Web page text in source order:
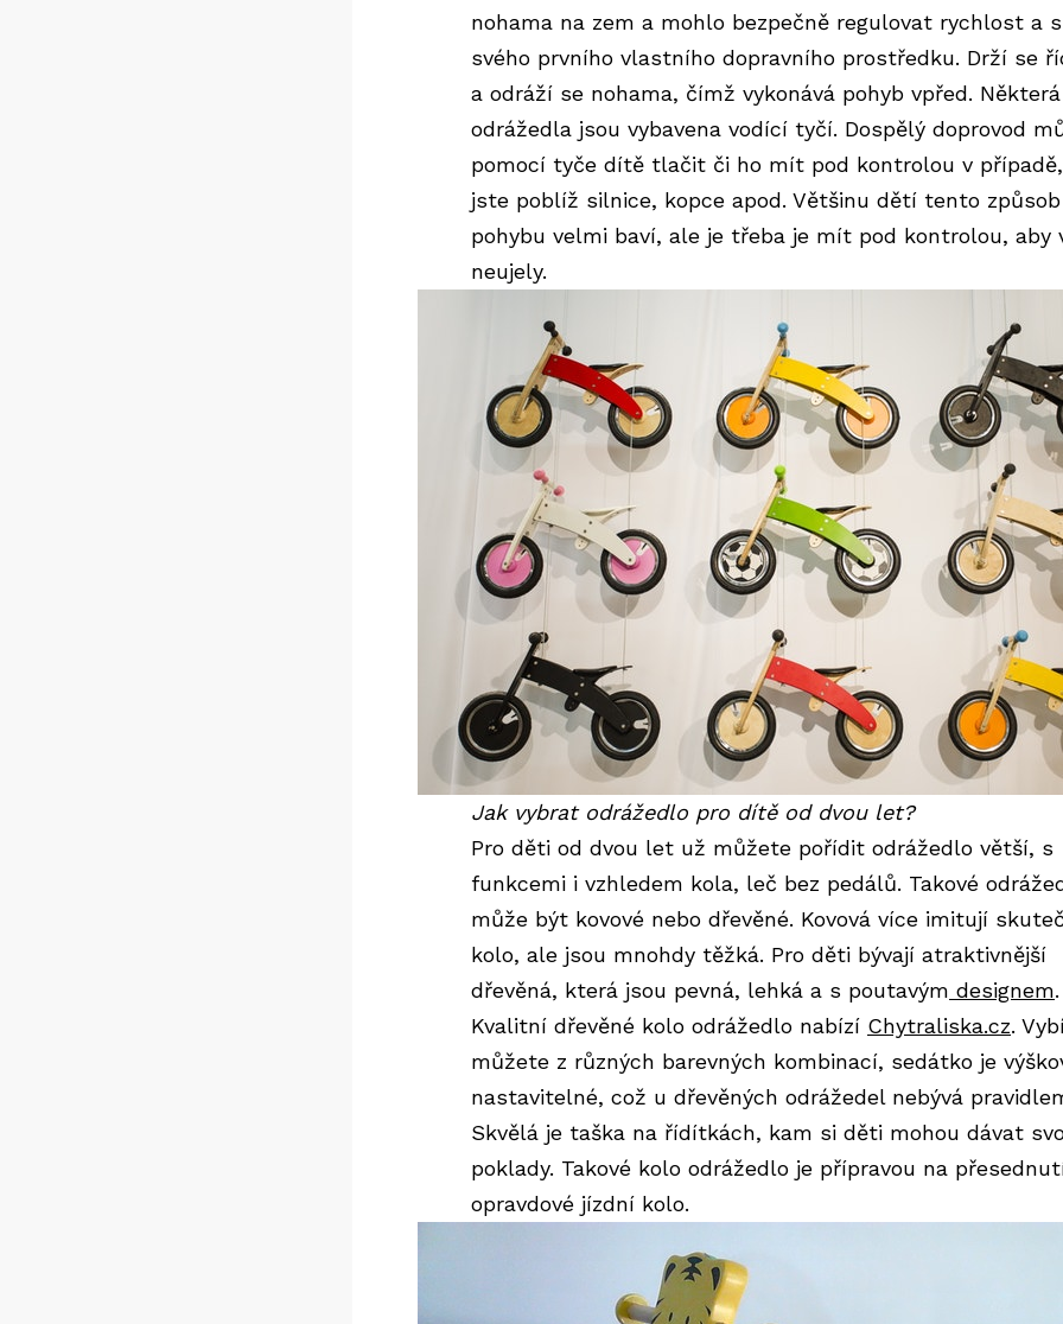
nohama na zem a mohlo bezpečně regulovat rychlost a
svého prvního vlastního dopravního prostředku. Drží se
a odráží se nohama, čímž vykonává pohyb vpřed. Některá
odrážedla jsou vybavena vodící tyčí. Dospělý doprovod
pomocí tyče dítě tlačit či ho mít pod kontrolou v
jste poblíž silnice, kopce apod. Většinu dětí tento způsob
pohybu velmi baví, ale je třeba je mít pod kontrolou, aby
neujely.
Jak vybrat odrážedlo pro dítě od dvou let?
Pro děti od dvou let už můžete pořídit odrážedlo větší, s
funkcemi i vzhledem kola, leč bez pedálů. Takové
může být kovové nebo dřevěné. Kovová více imitují
kolo, ale jsou mnohdy těžká. Pro děti bývají atraktivnější
dřevěná, která jsou pevná, lehká a s poutavým designem.
Kvalitní dřevěné kolo odrážedlo nabízí Chytraliska.cz.
můžete z různých barevných kombinací, sedátko je
nastavitelné, což u dřevěných odrážedel nebývá
Skvělá je taška na řídítkách, kam si děti mohou dávat
poklady. Takové kolo odrážedlo je přípravou na
opravdové jízdní kolo.